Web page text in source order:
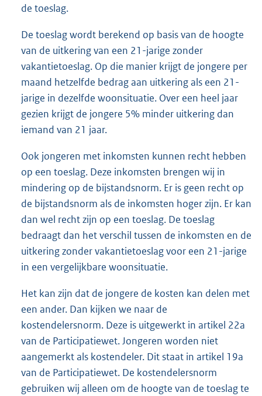
de toeslag.
De toeslag wordt berekend op basis van de hoogte
van de uitkering van een 21-jarige zonder
vakantietoeslag. Op die manier krijgt de jongere per
maand hetzelfde bedrag aan uitkering als een 21-
jarige in dezelfde woonsituatie. Over een heel jaar
gezien krijgt de jongere 5% minder uitkering dan
iemand van 21 jaar.
Ook jongeren met inkomsten kunnen recht hebben
op een toeslag. Deze inkomsten brengen wij in
mindering op de bijstandsnorm. Er is geen recht op
de bijstandsnorm als de inkomsten hoger zijn. Er kan
dan wel recht zijn op een toeslag. De toeslag
bedraagt dan het verschil tussen de inkomsten en de
uitkering zonder vakantietoeslag voor een 21-jarige
in een vergelijkbare woonsituatie.
Het kan zijn dat de jongere de kosten kan delen met
een ander. Dan kijken we naar de
kostendelersnorm. Deze is uitgewerkt in artikel 22a
van de Participatiewet. Jongeren worden niet
aangemerkt als kostendeler. Dit staat in artikel 19a
van de Participatiewet. De kostendelersnorm
gebruiken wij alleen om de hoogte van de toeslag te